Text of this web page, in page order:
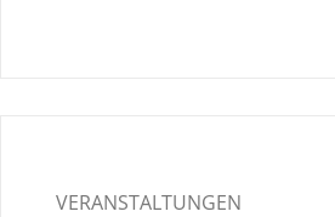
VERANSTALTUNGEN